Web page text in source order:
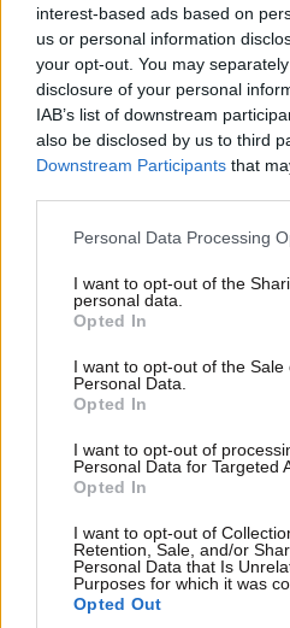
interest-based ads based on
us or personal information
your opt-out. You may
disclosure of your personal
IAB’s list of downstream
also be disclosed by us to third
Downstream Participants that
Please note that this website/
not limited to your visit or usage
grant or deny consent to Google
use your data for below
consent section.
Personal Data Processing
I want to opt-out of the
personal data.
Opted In
I want to opt-out of the Sale
Personal Data.
Opted In
I want to opt-out of
Personal Data for Targeted
Opted In
I want to opt-out of
Retention, Sale, and/or
Personal Data that Is
Purposes for which it was
Opted Out
ΕΛΛΑΔΑ05·08·2026 21:24
«Κάηκε το σπίτι μας
από τη Βρετανία που
γίνεται στάχτη